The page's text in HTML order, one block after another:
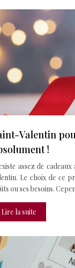
Valentin
!
assez de
Le choix de ce
ou ses besoins.
Lire la suite